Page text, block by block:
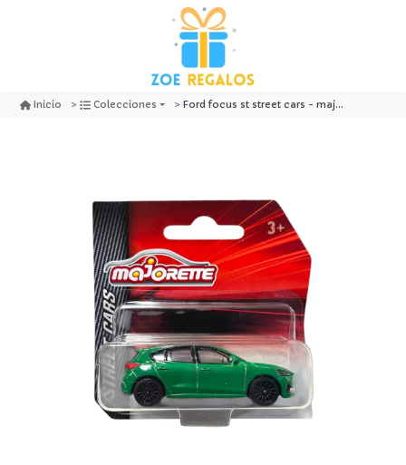
Inicio Colecciones Ford focus st street cars - majorette